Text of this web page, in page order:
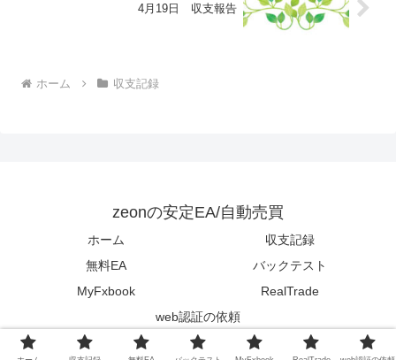
4月19日 収支報告
ホーム 収支記録
zeonの安定EA/自動売買
ホーム
収支記録
無料EA
バックテスト
MyFxbook
RealTrade
web認証の依頼
© 2023 zeonの安定EA/自動売買.